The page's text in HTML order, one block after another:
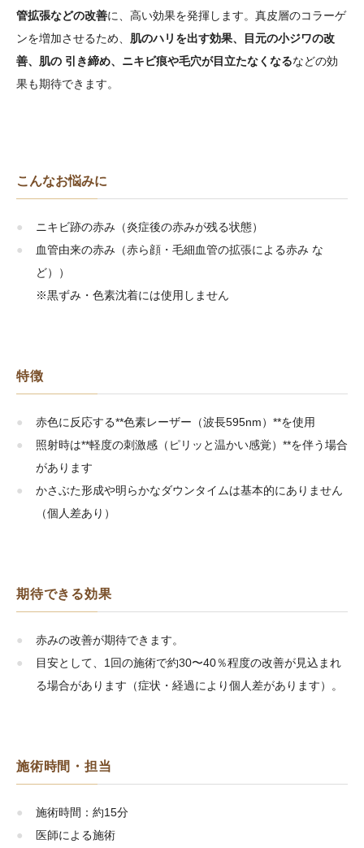
管拡張などの改善に、高い効果を発揮します。真皮層のコラーゲ
ンを増加させるため、 肌のハリを出す効果、目元の小ジワの改
善、肌の 引き締め、ニキビ痕や毛穴が目立たなくなるなどの効
果も期待できます。
こんなお悩みに
ニキビ跡の赤み（炎症後の赤みが残る状態）
血管由来の赤み（赤ら顔・毛細血管の拡張による赤み な
ど））
※黒ずみ・色素沈着には使用しません
特徴
赤色に反応する**色素レーザー（波長595nm）**を使用
照射時は**軽度の刺激感（ピリッと温かい感覚）**を伴う場合
があります
かさぶた形成や明らかなダウンタイムは基本的にありません
（個人差あり）
期待できる効果
赤みの改善が期待できます。
目安として、1回の施術で約30〜40％程度の改善が見込まれ
る場合があります（症状・経過により個人差があります）。
施術時間・担当
施術時間：約15分
医師による施術